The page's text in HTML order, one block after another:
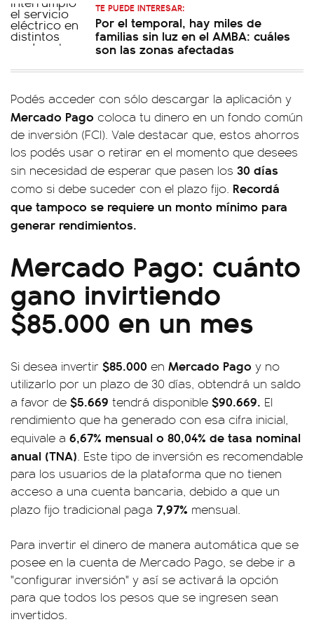
TE PUEDE INTERESAR:
Por el temporal, hay miles de
familias sin luz en el AMBA: cuáles
son las zonas afectadas
Podés acceder con sólo descargar la aplicación y
Mercado Pago coloca tu dinero en un fondo común
de inversión (FCI). Vale destacar que, estos ahorros
los podés usar o retirar en el momento que desees
sin necesidad de esperar que pasen los 30 días
como si debe suceder con el plazo fijo. Recordá
que tampoco se requiere un monto mínimo para
generar rendimientos.
Mercado Pago: cuánto
gano invirtiendo
$85.000 en un mes
Si desea invertir $85.000 en Mercado Pago y no
utilizarlo por un plazo de 30 días, obtendrá un saldo
a favor de $5.669 tendrá disponible $90.669. El
rendimiento que ha generado con esa cifra inicial,
equivale a 6,67% mensual o 80,04% de tasa nominal
anual (TNA). Este tipo de inversión es recomendable
para los usuarios de la plataforma que no tienen
acceso a una cuenta bancaria, debido a que un
plazo fijo tradicional paga 7,97% mensual.
Para invertir el dinero de manera automática que se
posee en la cuenta de Mercado Pago, se debe ir a
"configurar inversión" y así se activará la opción
para que todos los pesos que se ingresen sean
invertidos.